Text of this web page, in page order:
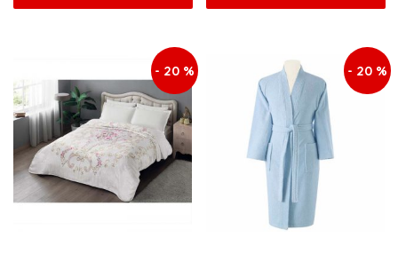
je:
96,00 KM.
je:
- 20 % - 20 %